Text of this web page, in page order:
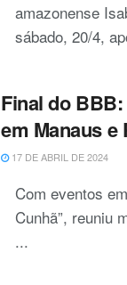
amazonense
sábado, 20/4,
Final do BBB:
em Manaus e
17 DE ABRIL DE 2024
Com eventos
Cunhã”, reuniu
...